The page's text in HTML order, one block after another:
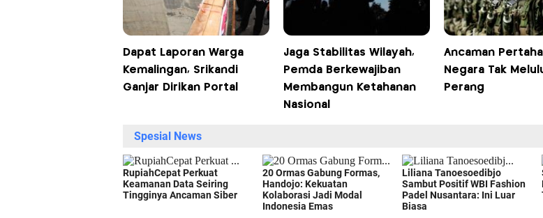
Dapat Laporan Warga
Kemalingan, Srikandi
Ganjar Dirikan Portal
Jaga Stabilitas Wilayah,
Pemda Berkewajiban
Membangun Ketahanan
Nasional
Ancaman
Negara Tak
Perang